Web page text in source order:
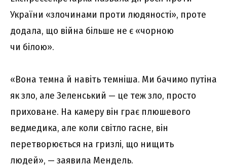
України «злочинами проти людяності», проте
додала, що війна більше не є «чорною
чи білою».
«Вона темна й навіть темніша. Ми бачимо путіна
як зло, але Зеленський — це теж зло, просто
приховане. На камеру він грає плюшевого
ведмедика, але коли світло гасне, він
перетворюється на гризлі, що нищить
людей», — заявила Мендель.